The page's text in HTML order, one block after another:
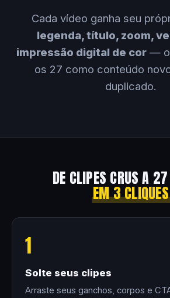
Cada vídeo ganha seu
legenda, título, zoom,
impressão digital de cor — o
os 27 como conteúdo
duplicado.
DE CLIPES CRUS A
EM 3 CLIQUES
1
Solte seus clipes
Arraste seus ganchos, corpos e